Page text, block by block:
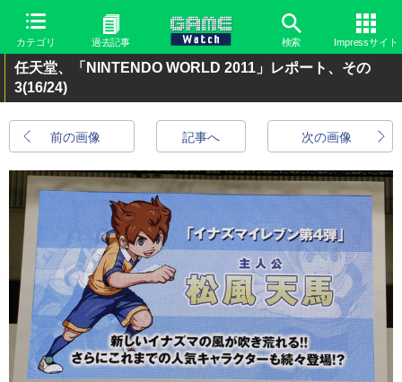
カテゴリ 過去記事 検索 Impressサイト
任天堂、「NINTENDO WORLD 2011」レポート、その
3(16/24)
前の画像 次の画像
記事へ